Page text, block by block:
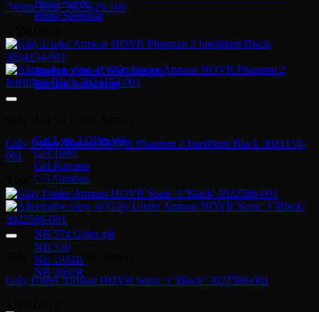
Puma Speedcat
Giày Reebok
Reebok Club C 85
Reebok Instapump
Gel Lyte 3
Gel 1090
Gel Kayano
Gel Nimbus
New Balance
NB 574
NB 530
NB 1906R
NB 2002R
‘White Beta’ 3023629-100
Giày Under Armour HOVR Phantom 2 Intelliknit Black 3024154-
001
5,000,000₫
Giày chạy bộ Under Armour
Giày Under Armour HOVR Sonic 3 ‘Black’ 3022586-001